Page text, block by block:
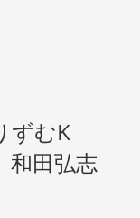
ずむK
田弘志